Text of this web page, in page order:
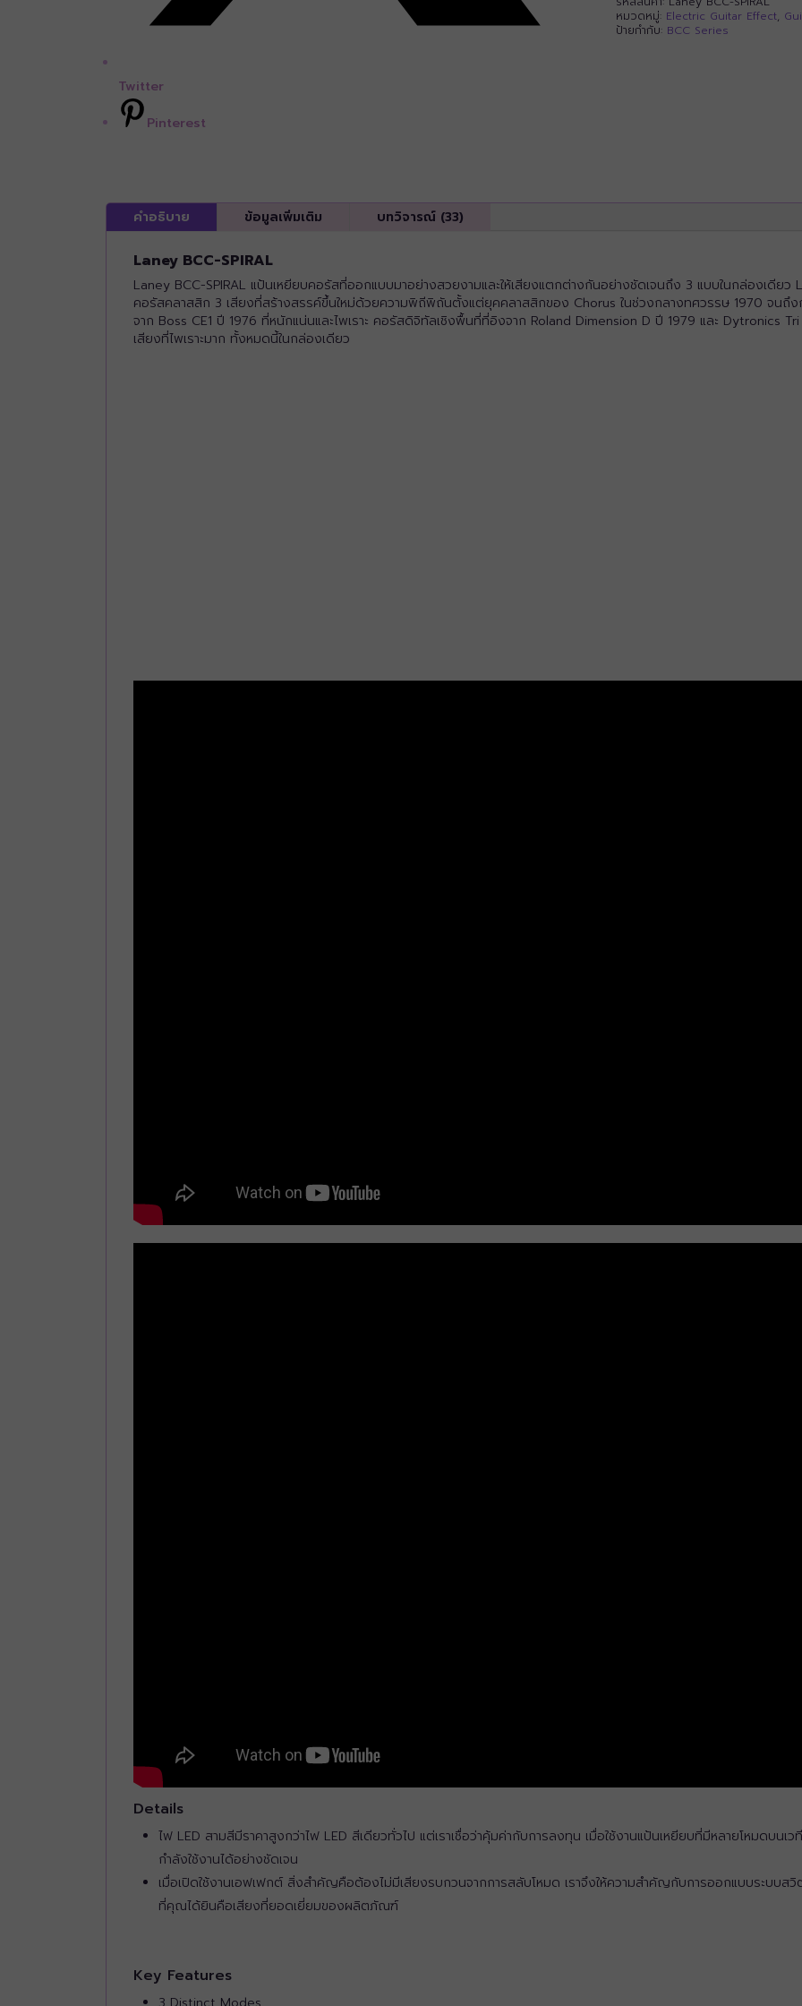
Twitter
Pinterest
หมวดหมู่: Electric Guitar Effect,
ป้ายกำกับ: BCC Series
คำอธิบาย ข้อมูลเพิ่มเติม บทวิจารณ์ (33)
Laney BCC-SPIRAL
Laney BCC-SPIRAL แป้นเหยียบคอรัสที่ออกแบบมาอย่างสวยงามและให้เสียงแตกต่างกันอย่างชัดเจนถึง 3 แบบในกล่องเดียว
คอรัสคลาสสิก 3 เสียงที่สร้างสรรค์ขึ้นใหม่ด้วยความพิถีพิถันตั้งแต่ยุคคลาสสิกของ Chorus ในช่วงกลางทศวรรษ 1970 จนถึ
จาก Boss CE1 ปี 1976 ที่หนักแน่นและไพเราะ คอรัสดิจิทัลเชิงพื้นที่ที่อิงจาก Roland Dimension D ปี 1979 และ Dytronics
เสียงที่ไพเราะมาก ทั้งหมดนี้ในกล่องเดียว
Details
ไฟ LED สามสีมีราคาสูงกว่าไฟ LED สีเดียวทั่วไป แต่เราเชื่อว่าคุ้มค่ากับการลงทุน เมื่อใช้งานแป้นเหยียบที่มีหลายโหมดบนเ
กำลังใช้งานได้อย่างชัดเจน
เมื่อเปิดใช้งานเอฟเฟกต์ สิ่งสำคัญคือต้องไม่มีเสียงรบกวนจากการสลับโหมด เราจึงให้ความสำคัญกับการออกแบบระบบส
ที่คุณได้ยินคือเสียงที่ยอดเยี่ยมของผลิตภัณฑ์
Key Features